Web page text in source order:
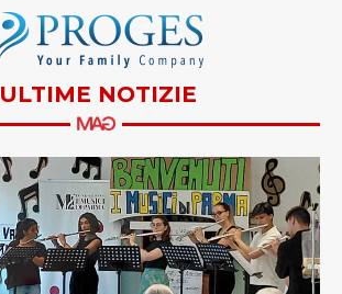
ULTIME NOTIZIE